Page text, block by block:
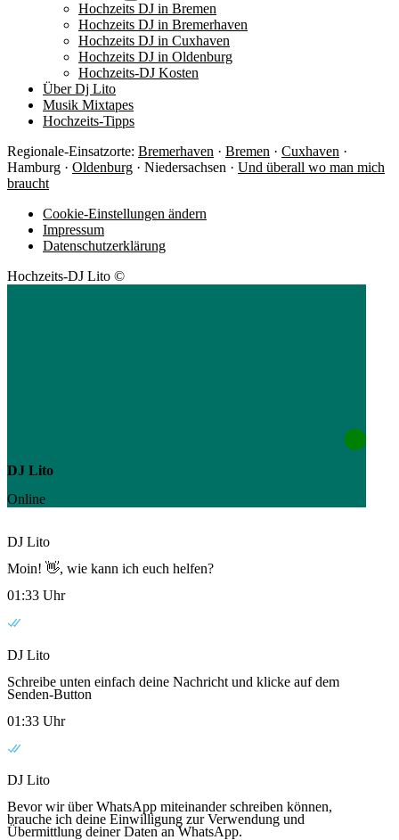
Hochzeits DJ in Bremen
Hochzeits DJ in Bremerhaven
Hochzeits DJ in Cuxhaven
Hochzeits DJ in Oldenburg
Hochzeits-DJ Kosten
Über Dj Lito
Musik Mixtapes
Hochzeits-Tipps
Regionale-Einsatzorte: Bremerhaven · Bremen · Cuxhaven ·
Hamburg · Oldenburg · Niedersachsen · Und überall wo man mich
braucht
Cookie-Einstellungen ändern
Impressum
Datenschutzerklärung
Hochzeits-DJ Lito ©
DJ Lito
Online
DJ Lito
Moin! 👋, wie kann ich euch helfen?
01:33 Uhr
DJ Lito
Schreibe unten einfach deine Nachricht und klicke auf dem
Senden-Button
01:33 Uhr
DJ Lito
Bevor wir über WhatsApp miteinander schreiben können,
brauche ich deine Einwilligung zur Verwendung und
Übermittlung deiner Daten an WhatsApp.